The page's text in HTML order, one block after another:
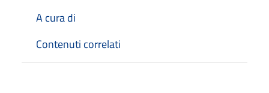
A cura di
Contenuti correlati